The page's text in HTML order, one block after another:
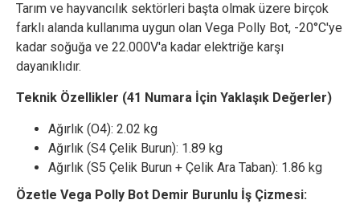
Tarım ve hayvancılık sektörleri başta olmak üzere birçok
farklı alanda kullanıma uygun olan Vega Polly Bot, -20°C'ye
kadar soğuğa ve 22.000V'a kadar elektriğe karşı
dayanıklıdır.
Teknik Özellikler (41 Numara İçin Yaklaşık Değerler)
Ağırlık (O4): 2.02 kg
Ağırlık (S4 Çelik Burun): 1.89 kg
Ağırlık (S5 Çelik Burun + Çelik Ara Taban): 1.86 kg
Özetle Vega Polly Bot Demir Burunlu İş Çizmesi: